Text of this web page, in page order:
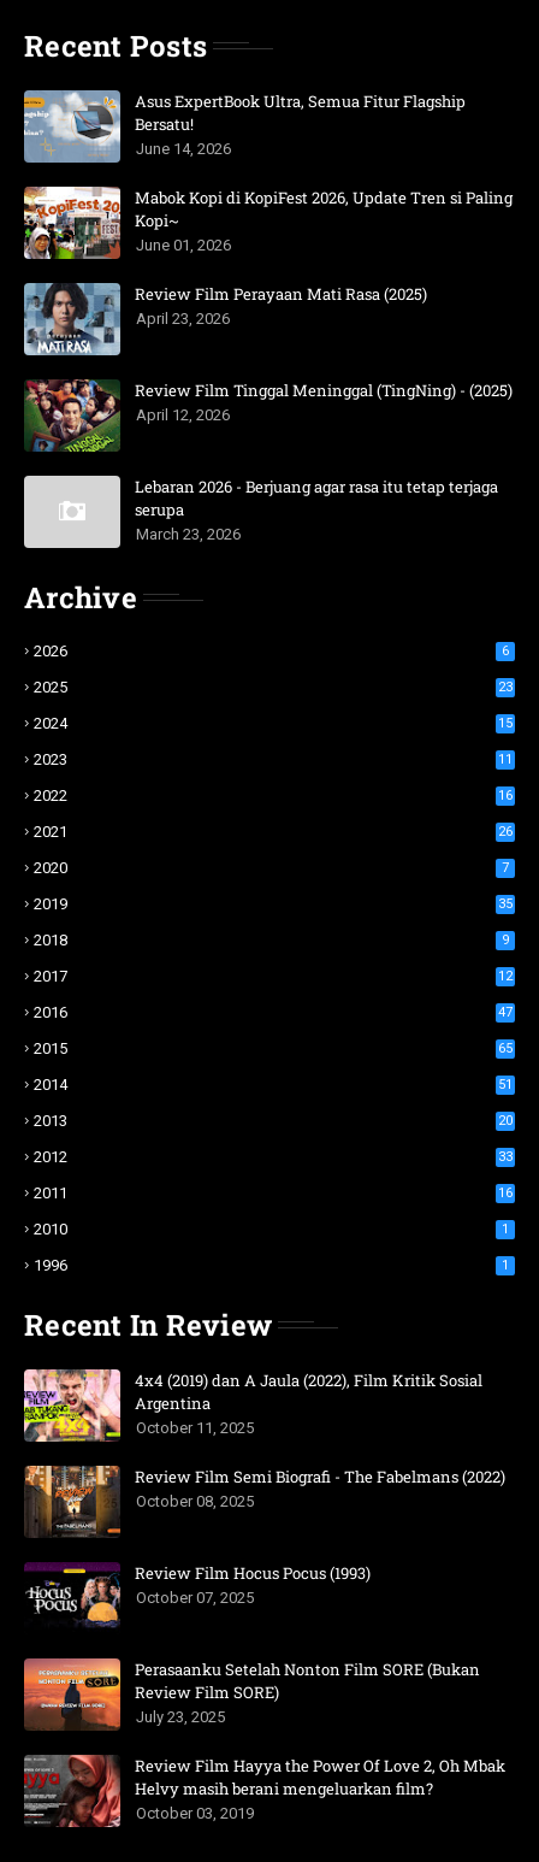
Recent Posts
Asus ExpertBook Ultra, Semua Fitur Flagship
Bersatu!
June 14, 2026
Mabok Kopi di KopiFest 2026, Update Tren si Paling
Kopi~
June 01, 2026
Review Film Perayaan Mati Rasa (2025)
April 23, 2026
Review Film Tinggal Meninggal (TingNing) - (2025)
April 12, 2026
Lebaran 2026 - Berjuang agar rasa itu tetap terjaga
serupa
March 23, 2026
Archive
2026 6
2025 23
2024 15
2023 11
2022 16
2021 26
2020 7
2019 35
2018 9
2017 12
2016 47
2015 65
2014 51
2013 20
2012 33
2011 16
2010 1
1996 1
Recent In Review
4x4 (2019) dan A Jaula (2022), Film Kritik Sosial
Argentina
October 11, 2025
Review Film Semi Biografi - The Fabelmans (2022)
October 08, 2025
Review Film Hocus Pocus (1993)
October 07, 2025
Perasaanku Setelah Nonton Film SORE (Bukan
Review Film SORE)
July 23, 2025
Review Film Hayya the Power Of Love 2, Oh Mbak
Helvy masih berani mengeluarkan film?
October 03, 2019